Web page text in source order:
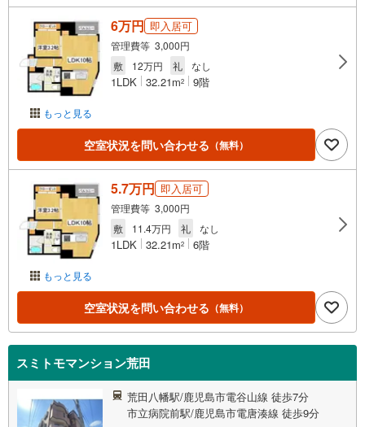
もっと見る
6万円 即入居可
管理費等 3,000円
敷
12万円 礼 なし
1LDK 32.21m2 9階
空室状況を問い合わせる （無料）
もっと見る
5.7万円 即入居可
管理費等 3,000円
敷
11.4万円 礼 なし
1LDK 32.21m2 6階
空室状況を問い合わせる （無料）
スミトモマンション荒田
荒田八幡駅/鹿児島市電谷山線 徒歩7分
市立病院前駅/鹿児島市電唐湊線 徒歩9分